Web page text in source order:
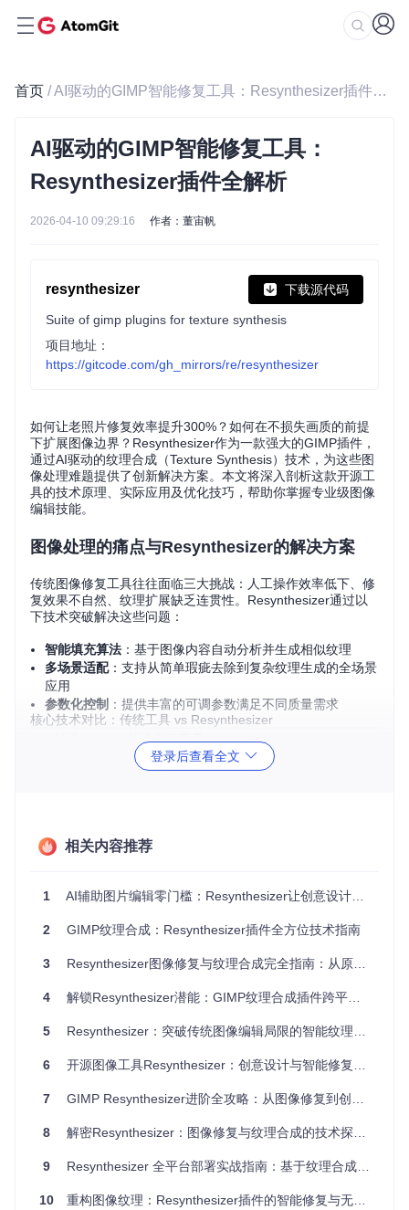
首页 / AI驱动的GIMP智能修复工具：Resynthesizer插件全解析
AI驱动的GIMP智能修复工具：
Resynthesizer插件全解析
2026-04-10 09:29:16 作者：董宙帆
resynthesizer 下载源代码
Suite of gimp plugins for texture synthesis
项目地址：
https://gitcode.com/gh_mirrors/re/resynthesizer
如何让老照片修复效率提升300%？如何在不损失画质的前提
下扩展图像边界？Resynthesizer作为一款强大的GIMP插件，
通过AI驱动的纹理合成（Texture Synthesis）技术，为这些图
像处理难题提供了创新解决方案。本文将深入剖析这款开源工
具的技术原理、实际应用及优化技巧，帮助你掌握专业级图像
编辑技能。
图像处理的痛点与Resynthesizer的解决方案
传统图像修复工具往往面临三大挑战：人工操作效率低下、修
复效果不自然、纹理扩展缺乏连贯性。Resynthesizer通过以
下技术突破解决这些问题：
智能填充算法 ：基于图像内容自动分析并生成相似纹理
多场景适配：支持从简单瑕疵去除到复杂纹理生成的全场景
应用
参数化控制 ：提供丰富的可调参数满足不同质量需求
核心技术对比：传统工具 vs Resynthesizer
传统克隆工具
Resynthesizer
手动涂抹 智能分析+自动生成
自然度 依赖用户技巧
中（需内存缓存纹理特
征）
核心功能解析：从场景到实现
智能修复：如何无痕去除图像中的不需要元素？
应用场景：老照片瑕疵修复、水印去除、物体移除
技术原理：Resynthesizer采用基于样本的纹理合成算法，通
相似性的新像素。核心算法参考了Efros和Leung于1999年提
出的"Image Quilting"论文，通过块匹配和接缝优化实现自然过
渡。
flowchart TD
    B --> C[生成候选纹理块]
登录后查看全文
相关内容推荐
1 AI辅助图片编辑零门槛：Resynthesizer让创意设计不再受技术限制
2 GIMP纹理合成：Resynthesizer插件全方位技术指南
3 Resynthesizer图像修复与纹理合成完全指南：从原理到实战的专业路径
4 解锁Resynthesizer潜能：GIMP纹理合成插件跨平台部署与实战指南
5 Resynthesizer：突破传统图像编辑局限的智能纹理合成解决方案 | 设计师与摄影爱好者的高效创作工具
6 开源图像工具Resynthesizer：创意设计与智能修复的完美结合
7 GIMP Resynthesizer进阶全攻略：从图像修复到创意设计的开源解决方案
8 解密Resynthesizer：图像修复与纹理合成的技术探索指南
9 Resynthesizer 全平台部署实战指南：基于纹理合成的图像修复引擎应用
10 重构图像纹理：Resynthesizer插件的智能修复与无缝生成技术